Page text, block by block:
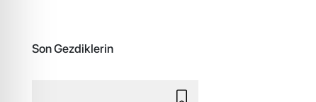
Son Gezdiklerin